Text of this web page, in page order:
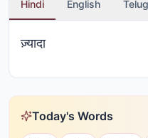
Hindi English
ज़्यादा
Today's Words